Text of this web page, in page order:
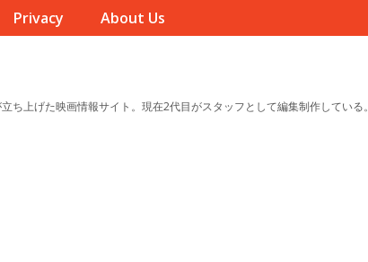
Privacy About Us
上げた映画情報サイト。現在2代目がスタッフとして編集制作している。